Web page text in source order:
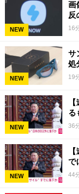
NEW
画
反
16
NEW
サ
処
19
NEW
る
36
NEW
で
44